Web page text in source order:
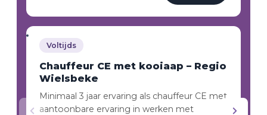
Voltijds
Chauffeur CE met kooiaap – Regio
Wielsbeke
Minimaal 3 jaar ervaring als chauffeur CE met
aantoonbare ervaring in werken met